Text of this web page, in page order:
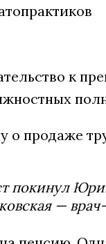
к
покинул
—